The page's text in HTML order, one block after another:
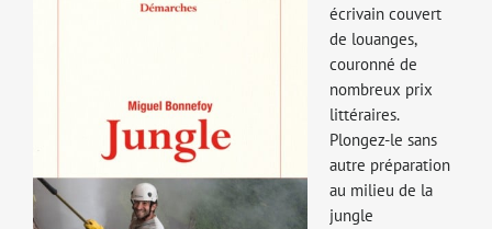
écrivain couvert
de louanges,
couronné de
nombreux prix
littéraires.
Plongez-le sans
autre préparation
au milieu de la
jungle